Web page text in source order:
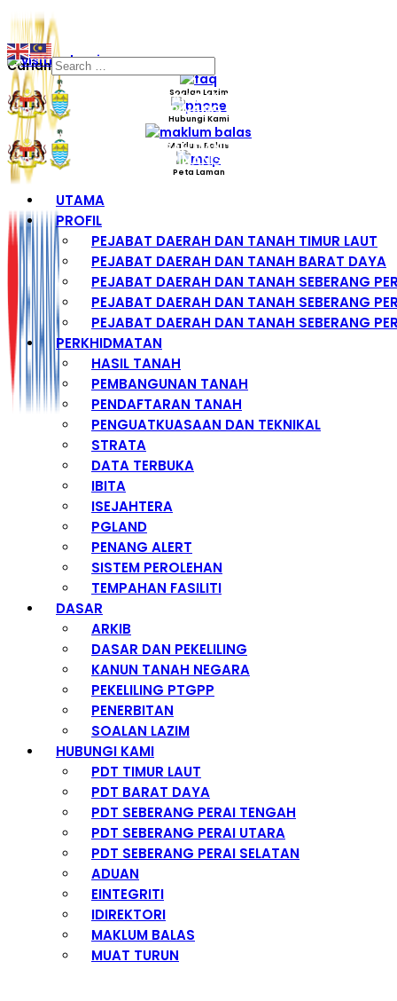
Carian
Soalan Lazim
Hubungi Kami
Maklum Balas
Peta Laman
UTAMA
PROFIL
PEJABAT DAERAH DAN TANAH TIMUR LAUT
PEJABAT DAERAH DAN TANAH BARAT DAYA
PEJABAT DAERAH DAN TANAH SEBERANG
PEJABAT DAERAH DAN TANAH SEBERANG
PEJABAT DAERAH DAN TANAH SEBERANG
PERKHIDMATAN
HASIL TANAH
PEMBANGUNAN TANAH
PENDAFTARAN TANAH
PENGUATKUASAAN DAN TEKNIKAL
STRATA
DATA TERBUKA
IBITA
ISEJAHTERA
PGLAND
PENANG ALERT
SISTEM PEROLEHAN
TEMPAHAN FASILITI
DASAR
ARKIB
DASAR DAN PEKELILING
KANUN TANAH NEGARA
PEKELILING PTGPP
PENERBITAN
SOALAN LAZIM
HUBUNGI KAMI
PDT TIMUR LAUT
PDT BARAT DAYA
PDT SEBERANG PERAI TENGAH
PDT SEBERANG PERAI UTARA
PDT SEBERANG PERAI SELATAN
ADUAN
EINTEGRITI
IDIREKTORI
MAKLUM BALAS
MUAT TURUN